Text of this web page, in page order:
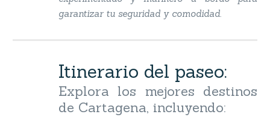
garantizar tu seguridad y comodidad.
Itinerario del paseo:
Explora los mejores destinos
de Cartagena, incluyendo: